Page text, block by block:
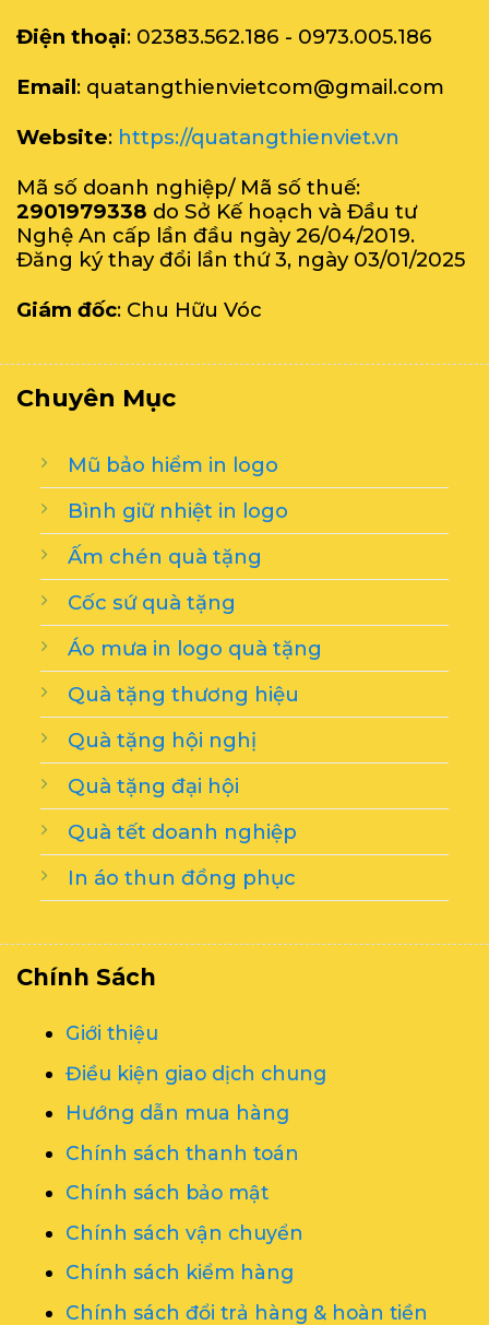
Điện thoại: 02383.562.186 - 0973.005.186
Email: quatangthienvietcom@gmail.com
Website: https://quatangthienviet.vn
Mã số doanh nghiệp/ Mã số thuế:
2901979338 do Sở Kế hoạch và Đầu tư
Nghệ An cấp lần đầu ngày 26/04/2019.
Đăng ký thay đổi lần thứ 3, ngày 03/01/2025
Giám đốc: Chu Hữu Vóc
Chuyên Mục
Mũ bảo hiểm in logo
Bình giữ nhiệt in logo
Ấm chén quà tặng
Cốc sứ quà tặng
Áo mưa in logo quà tặng
Quà tặng thương hiệu
Quà tặng hội nghị
Quà tặng đại hội
Quà tết doanh nghiệp
In áo thun đồng phục
Chính Sách
Giới thiệu
Điều kiện giao dịch chung
Hướng dẫn mua hàng
Chính sách thanh toán
Chính sách bảo mật
Chính sách vận chuyển
Chính sách kiểm hàng
Chính sách đổi trả hàng & hoàn tiền